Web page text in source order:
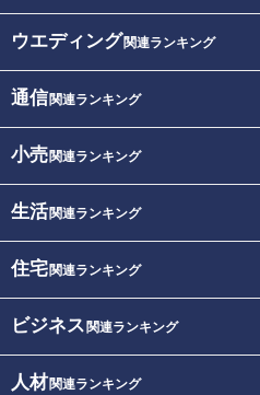
ウエディング関連ランキング
通信関連ランキング
小売関連ランキング
生活関連ランキング
住宅関連ランキング
ビジネス 関連ランキング
人材関連ランキング